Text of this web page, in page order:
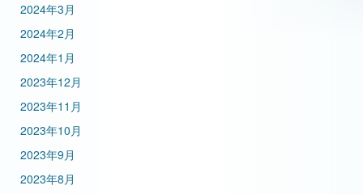
2024年3月
2024年2月
2024年1月
2023年12月
2023年11月
2023年10月
2023年9月
2023年8月